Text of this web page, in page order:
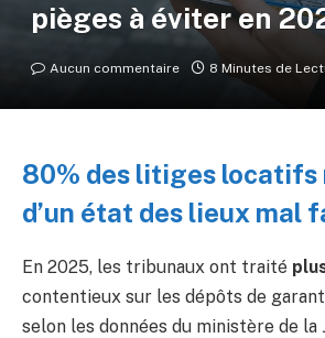
pièges à éviter en
Aucun commentaire 8 Minutes de
80% des litiges locatifs
d’un état des lieux mal
En 2025, les tribunaux ont traité
contentieux sur les dépôts de
selon les données du ministère de la